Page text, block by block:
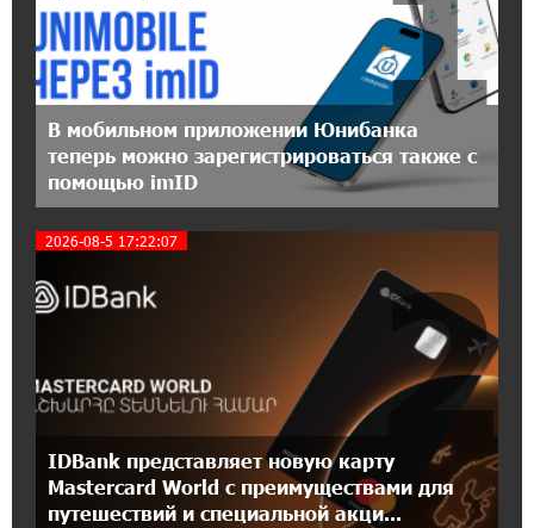
установлена солнечная станция мощностью
10 кВт
20:31:19 14-07-2026
Юнибанк разыграет поездку в Италию среди
новых держателей карт Mastercard World
«Travel»
16:43:19 14-07-2026
Москва–Баку: есть разногласия, но связи
сохраняются. А мы что делаем?
День благодарности клиентам в Ванадзоре:
IDBank
17:07:36 11-07-2026
Пашинян замотивирован уничтожить
В мобильном приложении Юнибанка
теперь можно зарегистрироваться также с
помощью imID
2026-08-5 17:22:07
IDBank представляет новую карту
Mastercard World с преимуществами для
путешествий и специальной акци...
2